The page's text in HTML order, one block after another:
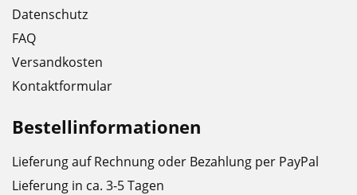
Datenschutz
FAQ
Versandkosten
Kontaktformular
Bestellinformationen
Lieferung auf Rechnung oder Bezahlung per PayPal
Lieferung in ca. 3-5 Tagen